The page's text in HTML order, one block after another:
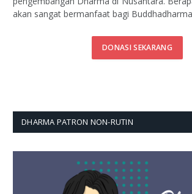
akan sangat bermanfaat bagi
DONASI SEKARANG
DHARMA PATRON NON-RUTIN